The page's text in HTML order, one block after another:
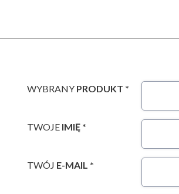
WYBRANY PRODUKT *
TWOJE IMIĘ *
TWÓJ E-MAIL *